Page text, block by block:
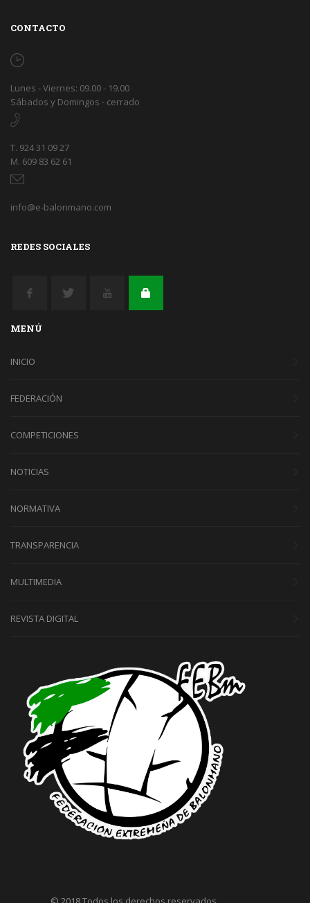
CONTACTO
Lunes - Viernes: 09.00 - 19.00
Sábados y Domingos - cerrado
T. 924 31 09 27
M. 609 83 62 61
info@e-balonmano.com
REDES SOCIALES
MENÚ
INICIO
FEDERACIÓN
COMPETICIONES
NOTICIAS
NORMATIVA
TRANSPARENCIA
MULTIMEDIA
REVISTA DIGITAL